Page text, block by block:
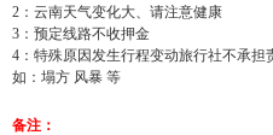
2：云南天气变化大、请注意健康
3：预定线路不收押金
4：特殊原因发生行程变动旅行社不承担
如：塌方 风暴 等
备注：